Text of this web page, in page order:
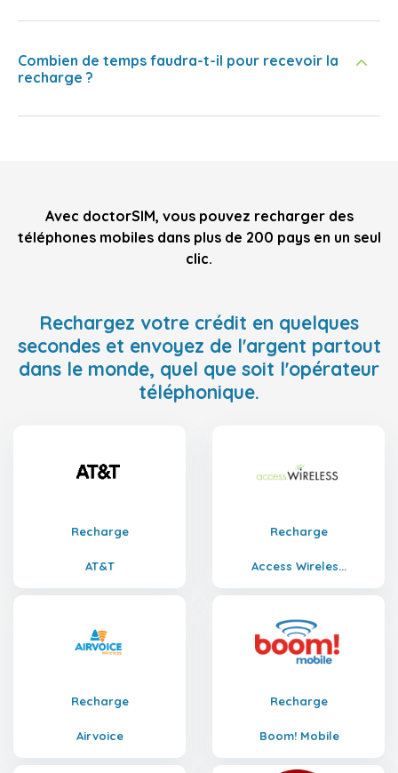
Combien de temps faudra-t-il pour recevoir la
recharge ?
Avec doctorSIM, vous pouvez recharger des
téléphones mobiles dans plus de 200 pays en un seul
clic.
Rechargez votre crédit en quelques
secondes et envoyez de l'argent partout
dans le monde, quel que soit l'opérateur
téléphonique.
Recharge
AT&T
Recharge
Access Wireles...
Recharge
Airvoice
Recharge
Boom! Mobile